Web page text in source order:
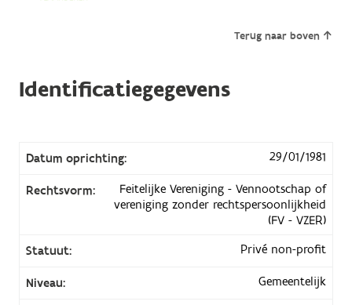
Terug naar boven
Identificatiegegevens
Datum oprichting: 29/01/1981
Rechtsvorm:
Feitelijke Vereniging - Vennootschap of
vereniging zonder rechtspersoonlijkheid
(FV - VZER)
Statuut:
Privé non-profit
Niveau: Gemeentelijk